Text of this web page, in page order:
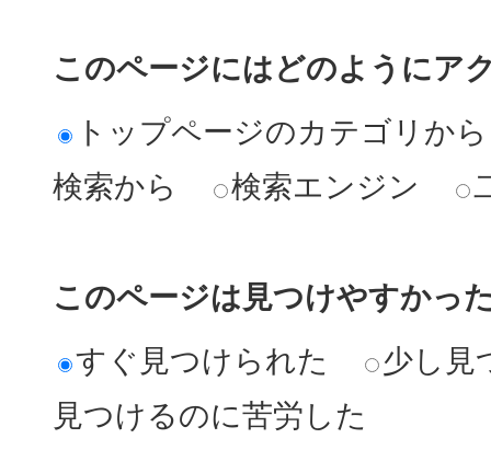
このページにはどのようにア
トップページのカテゴリから
検索から
検索エンジン
このページは見つけやすかっ
すぐ見つけられた
少し見
見つけるのに苦労した